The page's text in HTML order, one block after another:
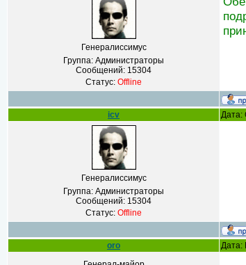
Генералиссимус
Группа: Администраторы
Сообщений: 15304
Статус: Offline
icv Дата:
Генералиссимус
Группа: Администраторы
Сообщений: 15304
Статус: Offline
oro Дата: